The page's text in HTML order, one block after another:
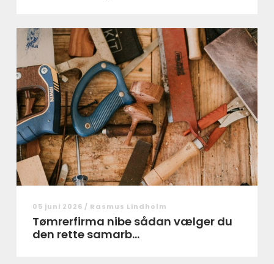
05 juni 2026 / Rasmus Lindholm
Tømrerfirma nibe sådan vælger du
den rette samarb...